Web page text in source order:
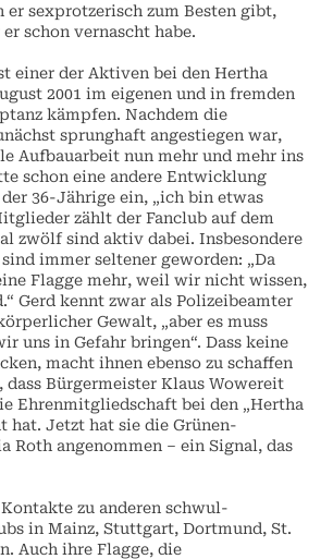
er sexprotzerisch zum Besten gibt,
schon vernascht habe.
einer der Aktiven bei den Hertha
2001 im eigenen und in fremden
kämpfen. Nachdem die
sprunghaft angestiegen war,
Aufbauarbeit nun mehr und mehr ins
schon eine andere Entwicklung
36-Jährige ein, „ich bin etwas
zählt der Fanclub auf dem
zwölf sind aktiv dabei. Insbesondere
immer seltener geworden: „Da
Flagge mehr, weil wir nicht wissen,
Gerd kennt zwar als Polizeibeamter
Gewalt, „aber es muss
uns in Gefahr bringen“. Dass keine
macht ihnen ebenso zu schaffen
dass Bürgermeister Klaus Wowereit
Ehrenmitgliedschaft bei den „Hertha
hat. Jetzt hat sie die Grünen-
Roth angenommen – ein Signal, das
zu anderen schwul-
in Mainz, Stuttgart, Dortmund, St.
Auch ihre Flagge, die